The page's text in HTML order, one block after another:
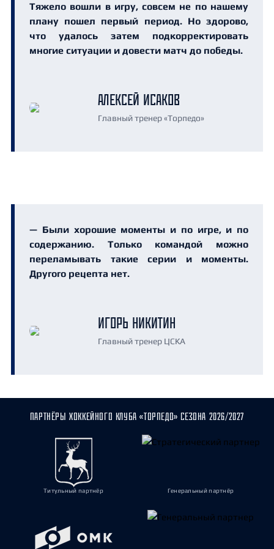
Тяжело вошли в игру, совсем не по нашему
плану пошел первый период. Но здорово,
что удалось затем подкорректировать
многие ситуации и довести матч до победы.
АЛЕКСЕЙ ИСАКОВ
Главный тренер «Торпедо»
— Были хорошие моменты и по игре, и по
содержанию. Только командой можно
переламывать такие серии и моменты.
Другого рецепта нет.
ИГОРЬ НИКИТИН
Главный тренер ЦСКА
ПАРТНЁРЫ ХОККЕЙНОГО КЛУБА «ТОРПЕДО» СЕЗОНА 2026/2027
Титульный партнёр Генеральный партнёр